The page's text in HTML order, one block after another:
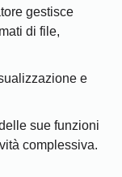
gestisce
di file,
e
sue funzioni
complessiva.